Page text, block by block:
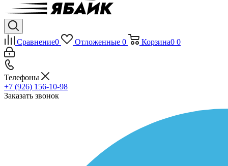
Сравнение0 Отложенные 0 Корзина0 0
Телефоны
+7 (926) 156-10-98
Заказать звонок